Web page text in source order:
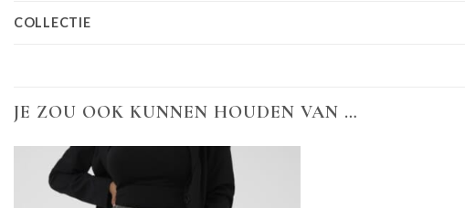
COLLECTIE
JE ZOU OOK KUNNEN HOUDEN VAN …